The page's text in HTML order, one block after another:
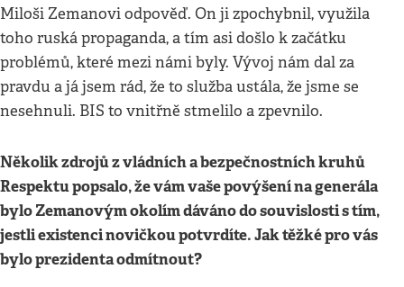
Miloši Zemanovi odpověď. On ji zpochybnil, využila
toho ruská propaganda, a tím asi došlo k začátku
problémů, které mezi námi byly. Vývoj nám dal za
pravdu a já jsem rád, že to služba ustála, že jsme se
nesehnuli. BIS to vnitřně stmelilo a zpevnilo.
Několik zdrojů z vládních a bezpečnostních kruhů
Respektu popsalo, že vám vaše povýšení na generála
bylo Zemanovým okolím dáváno do souvislosti s tím,
jestli existenci novičkou potvrdíte. Jak těžké pro vás
bylo prezidenta odmítnout?